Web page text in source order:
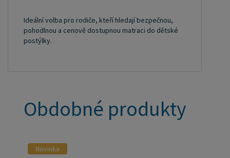
Ideální volba pro rodiče, kteří hledají bezpečnou,
pohodlnou a cenově dostupnou matraci do dětské
postýlky.
Obdobné produkty
Novinka